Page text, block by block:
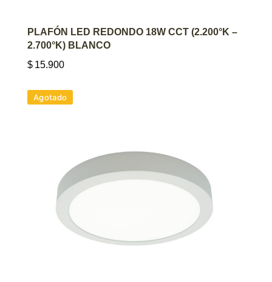
AGREGAR AL CARRITO
PLAFÓN LED REDONDO 18W CCT (2.200°K –
2.700°K) BLANCO
$ 15.900
Agotado